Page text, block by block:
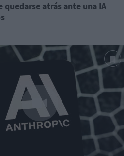
quedarse atrás ante una IA